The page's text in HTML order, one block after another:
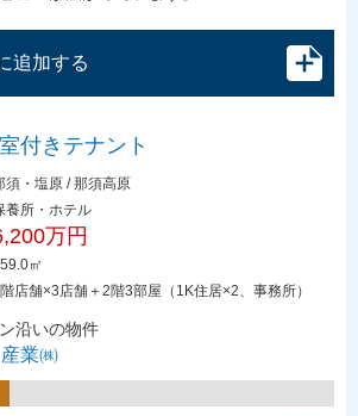
追加する
付きテナント
須・塩原 / 那須高原
養所・ホテル
万円
㎡
店舗×3店舗＋2階3部屋（1K住居×2、事務所）
沿いの物件
業㈱